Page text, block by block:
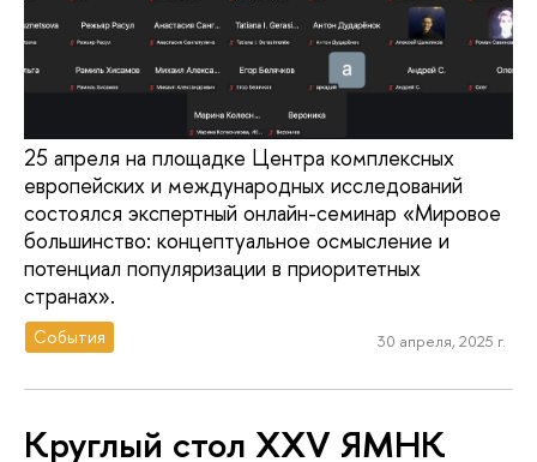
25 апреля на площадке Центра комплексных
европейских и международных исследований
состоялся экспертный онлайн-семинар «Мировое
большинство: концептуальное осмысление и
потенциал популяризации в приоритетных
странах».
События 30 апреля, 2025 г.
Круглый стол XXV ЯМНК